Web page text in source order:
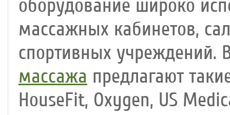
оборудование широко
массажных кабинетов,
спортивных учреждений.
массажа предлагают
HouseFit, Oxygen, US